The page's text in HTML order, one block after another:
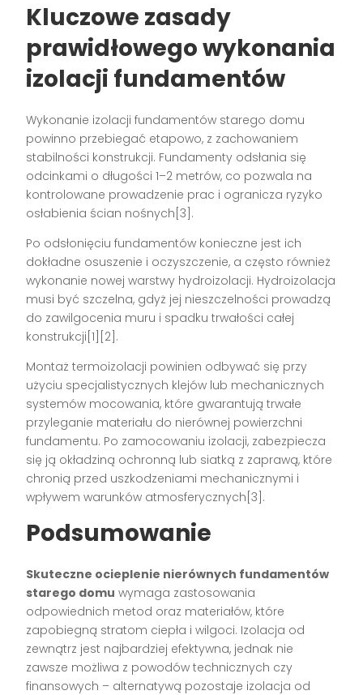
Kluczowe zasady
prawidłowego wykonania
izolacji fundamentów
Wykonanie izolacji fundamentów starego domu
powinno przebiegać etapowo, z zachowaniem
stabilności konstrukcji. Fundamenty odsłania się
odcinkami o długości 1–2 metrów, co pozwala na
kontrolowane prowadzenie prac i ogranicza ryzyko
osłabienia ścian nośnych[3].
Po odsłonięciu fundamentów konieczne jest ich
dokładne osuszenie i oczyszczenie, a często również
wykonanie nowej warstwy hydroizolacji. Hydroizolacja
musi być szczelna, gdyż jej nieszczelności prowadzą
do zawilgocenia muru i spadku trwałości całej
konstrukcji[1][2].
Montaż termoizolacji powinien odbywać się przy
użyciu specjalistycznych klejów lub mechanicznych
systemów mocowania, które gwarantują trwałe
przyleganie materiału do nierównej powierzchni
fundamentu. Po zamocowaniu izolacji, zabezpiecza
się ją okładziną ochronną lub siatką z zaprawą, które
chronią przed uszkodzeniami mechanicznymi i
wpływem warunków atmosferycznych[3].
Podsumowanie
Skuteczne ocieplenie nierównych fundamentów
starego domu wymaga zastosowania
odpowiednich metod oraz materiałów, które
zapobiegną stratom ciepła i wilgoci. Izolacja od
zewnątrz jest najbardziej efektywna, jednak nie
zawsze możliwa z powodów technicznych czy
finansowych – alternatywą pozostaje izolacja od